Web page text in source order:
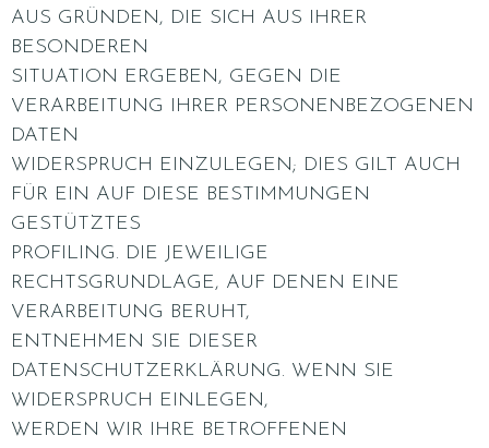
AUS GRÜNDEN, DIE SICH AUS IHRER
BESONDEREN
SITUATION ERGEBEN, GEGEN DIE
VERARBEITUNG IHRER PERSONENBEZOGENEN
DATEN
WIDERSPRUCH EINZULEGEN; DIES GILT AUCH
FÜR EIN AUF DIESE BESTIMMUNGEN
GESTÜTZTES
PROFILING. DIE JEWEILIGE
RECHTSGRUNDLAGE, AUF DENEN EINE
VERARBEITUNG BERUHT,
ENTNEHMEN SIE DIESER
DATENSCHUTZERKLÄRUNG. WENN SIE
WIDERSPRUCH EINLEGEN,
WERDEN WIR IHRE BETROFFENEN